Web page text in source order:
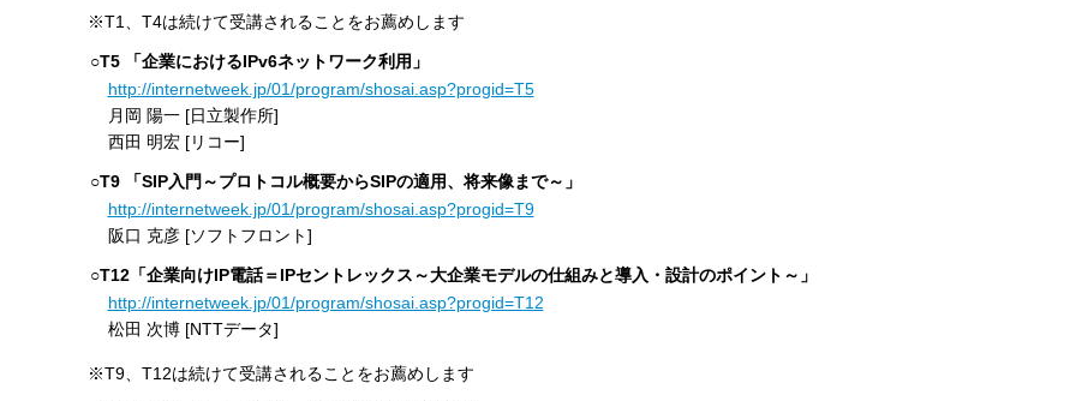
※T1、T4は続けて受講されることをお薦めします
○T5 「企業におけるIPv6ネットワーク利用」
http://internetweek.jp/01/program/shosai.asp?progid=T5
月岡 陽一 [日立製作所]
西田 明宏 [リコー]
○T9 「SIP入門～プロトコル概要からSIPの適用、将来像まで～」
http://internetweek.jp/01/program/shosai.asp?progid=T9
阪口 克彦 [ソフトフロント]
○T12「企業向けIP電話＝IPセントレックス～大企業モデルの仕組みと導入・設計のポイント～」
http://internetweek.jp/01/program/shosai.asp?progid=T12
松田 次博 [NTTデータ]
※T9、T12は続けて受講されることをお薦めします